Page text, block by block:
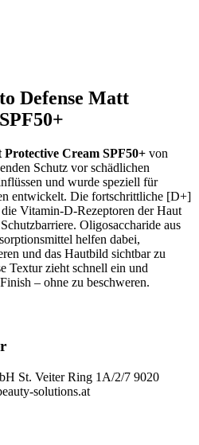
Defense Matt
Protective Cream SPF50+ von
Schutz vor schädlichen
und wurde speziell für
entwickelt. Die fortschrittliche [D+]
Vitamin-D-Rezeptoren der Haut
Oligosaccharide aus
helfen dabei,
und das Hautbild sichtbar zu
Textur zieht schnell ein und
– ohne zu beschweren.
St. Veiter Ring 1A/2/7 9020
solutions.at